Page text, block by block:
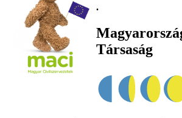
.
Társaság